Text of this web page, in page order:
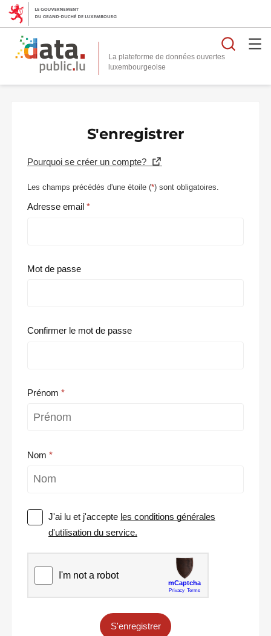
La plateforme de données ouvertes
S'enregistrer
Pourquoi se créer un compte?
Les champs précédés d'une étoile (*) sont obligatoires.
Adresse email
Mot de passe
Confirmer le mot de passe
Prénom
Nom
J'ai lu et j'accepte les conditions générales
d'utilisation du service.
S'enregistrer